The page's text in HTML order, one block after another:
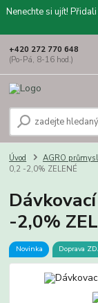
Nenechte si ujít!
+420 272 770 648
(Po-Pá, 8-16 hod.)
Úvod AGRO průmysl
0,2 -2,0% ZELENÉ
-2,0%
Novinka Doprava